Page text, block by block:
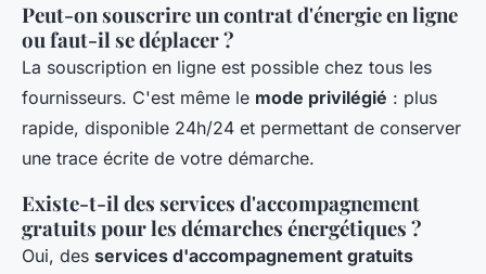
Peut-on souscrire un contrat d'énergie en ligne
ou faut-il se déplacer ?
La souscription en ligne est possible chez tous les
fournisseurs. C'est même le mode privilégié : plus
rapide, disponible 24h/24 et permettant de conserver
une trace écrite de votre démarche.
Existe-t-il des services d'accompagnement
gratuits pour les démarches énergétiques ?
Oui, des services d'accompagnement gratuits